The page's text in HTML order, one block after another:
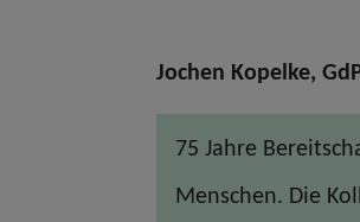
Jochen Kopelke,
75 Jahre
Menschen. Die